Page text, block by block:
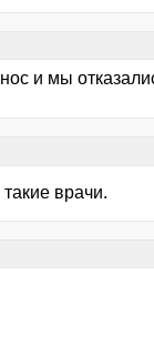
и мы
врачи.